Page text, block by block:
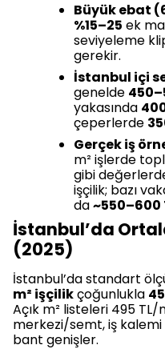
Büyük ebat
%15–25 ek
seviyeleme
gerekir.
İstanbul içi
genelde
yakasında
çeperlerde
Gerçek iş
m² işlerde
gibi
işçilik; bazı
da~550–600
İstanbul’da
(2025)
İstanbul’da standart
m² işçilikçoğunlukla
Açık m² listeleri 495
merkezi/semt, iş
bant genişler.